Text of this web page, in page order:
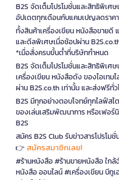
B2S จัดเต็มโปรโมชั่นและสิทธิพิเศ
อัปเดตทุกเดือนกับแคมเปญลดราค
ทั้งสินค้าเครื่องเขียน หนังสือขายดี
และดีลพิเศษเมื่อช้อปผ่าน
*เมื่อสั่งครบขั้นต่ำที่บริษัทกำหนด
B2S จัดเต็มโปรโมชั่นและสิทธิพิเศ
เครื่องเขียน หนังสือดัง ของไอเท
ผ่าน B2S.co.th เท่านั้น และส่งฟรี
B2S มีทุกอย่างตอบโจทย์ทุกไลฟ์สไ
ของเล่นเสริมพัฒนาการ หรือเฟอร์
B2S
สมัคร B2S Club รับข่าวสารโปรโม
👉 สมัครสมาชิกเลย!
#ร้านหนังสือ #ร้านขายหนังสือ ใกล้
หนังสือ ออนไลน์ #เครื่องเขียน บีทู